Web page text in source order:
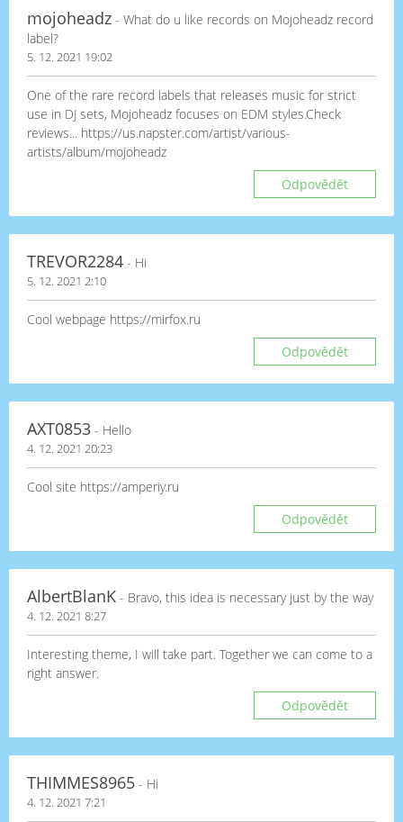
mojoheadz - What do u like records on Mojoheadz record
label?
5. 12. 2021 19:02
One of the rare record labels that releases music for strict
use in DJ sets, Mojoheadz focuses on EDM styles.Check
reviews... https://us.napster.com/artist/various-
artists/album/mojoheadz
Odpovědět
TREVOR2284 - Hi
5. 12. 2021 2:10
Cool webpage https://mirfox.ru
Odpovědět
AXT0853 - Hello
4. 12. 2021 20:23
Cool site https://amperiy.ru
Odpovědět
AlbertBlanK - Bravo, this idea is necessary just by the way
4. 12. 2021 8:27
Interesting theme, I will take part. Together we can come to a
right answer.
Odpovědět
THIMMES8965 - Hi
4. 12. 2021 7:21